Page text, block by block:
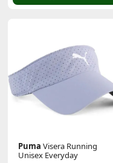
Puma Visera Running
Unisex Everyday